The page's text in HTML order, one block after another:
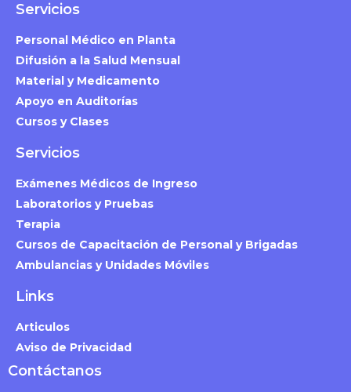
Servicios
Personal Médico en Planta
Difusión a la Salud Mensual
Material y Medicamento
Apoyo en Auditorías
Cursos y Clases
Servicios
Exámenes Médicos de Ingreso
Laboratorios y Pruebas
Terapia
Cursos de Capacitación de Personal y Brigadas
Ambulancias y Unidades Móviles
Links
Articulos
Aviso de Privacidad
Contáctanos